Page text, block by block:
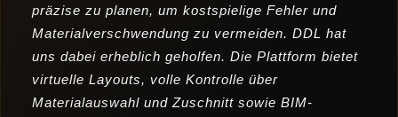
präzise zu planen, um kostspielige Fehler und
Materialverschwendung zu vermeiden. DDL hat
uns dabei erheblich geholfen. Die Plattform bietet
virtuelle Layouts, volle Kontrolle über
Materialauswahl und Zuschnitt sowie BIM-